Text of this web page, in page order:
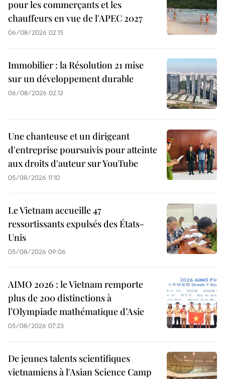
pour les commerçants et les
chauffeurs en vue de l'APEC 2027
06/08/2026 02:15
Immobilier : la Résolution 21 mise
sur un développement durable
06/08/2026 02:13
Une chanteuse et un dirigeant
d'entreprise poursuivis pour atteinte
aux droits d'auteur sur YouTube
05/08/2026 11:10
Le Vietnam accueille 47
ressortissants expulsés des États-
Unis
05/08/2026 09:06
AIMO 2026 : le Vietnam remporte
plus de 200 distinctions à
l’Olympiade mathématique d’Asie
05/08/2026 07:23
De jeunes talents scientifiques
vietnamiens à l'Asian Science Camp